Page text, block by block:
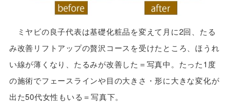
ミヤビの良子代表は基礎化粧品を変えて月に2回、たる
み改善リフトアップの贅沢コースを受けたところ、ほうれ
い線が薄くなり、たるみが改善した＝写真中。たった1度
の施術でフェースラインや目の大きさ・形に大きな変化が
出た50代女性もいる＝写真下。